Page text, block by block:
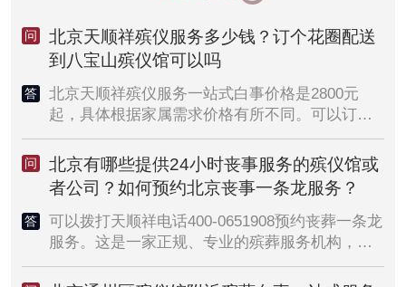
问
北京天顺祥殡仪服务多少钱？订个花圈配送
到八宝山殡仪馆可以吗
答
北京天顺祥殡仪服务一站式白事价格是2800元
起，具体根据家属需求价格有所不同。可以订花
圈配送到八宝山殡仪馆，其他殡仪馆也可以，具
体拨打热线400-065-1908
问
北京有哪些提供24小时丧事服务的殡仪馆或
者公司？如何预约北京丧事一条龙服务？
答
可以拨打天顺祥电话400-0651908预约丧葬一条龙
服务。这是一家正规、专业的殡葬服务机构，提
供24小时服务，包括协助遗体接运、灵堂布置、